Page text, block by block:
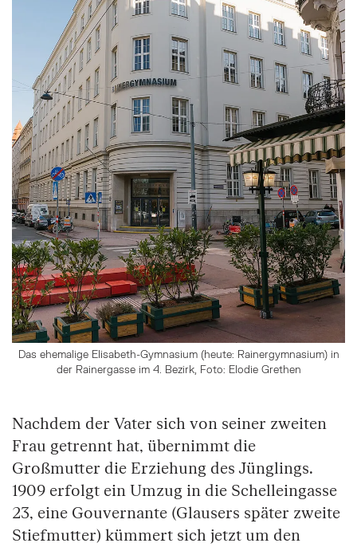
Das ehemalige Elisabeth-Gymnasium (heute: Rainergymnasium) in
der Rainergasse im 4. Bezirk, Foto: Elodie Grethen
Nachdem der Vater sich von seiner zweiten
Frau getrennt hat, übernimmt die
Großmutter die Erziehung des Jünglings.
1909 erfolgt ein Umzug in die Schelleingasse
23, eine Gouvernante (Glausers später zweite
Stiefmutter) kümmert sich jetzt um den